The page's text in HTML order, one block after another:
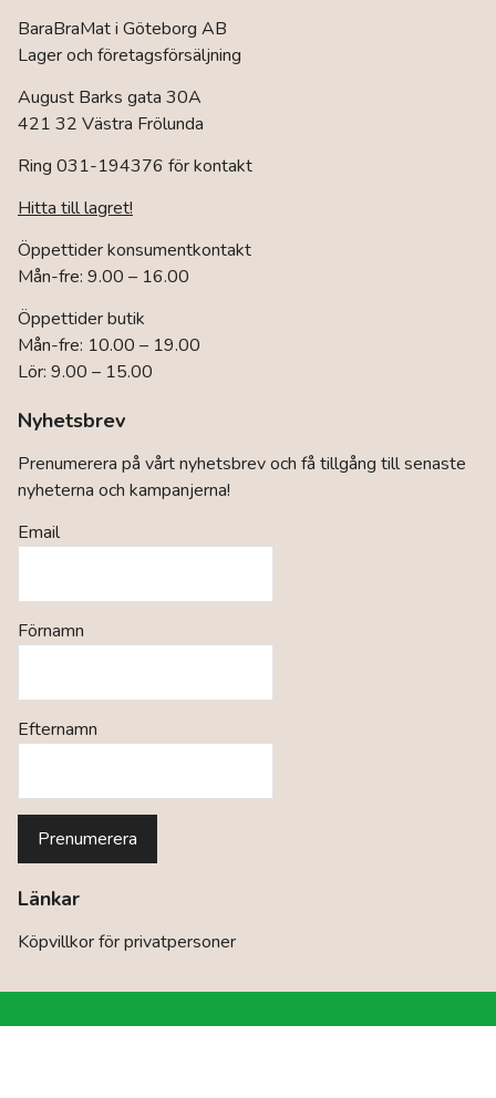
BaraBraMat i Göteborg AB
Lager och företagsförsäljning
August Barks gata 30A
421 32 Västra Frölunda
Ring 031-194376 för kontakt
Hitta till lagret!
Öppettider konsumentkontakt
Mån-fre: 9.00 – 16.00
Öppettider butik
Mån-fre: 10.00 – 19.00
Lör: 9.00 – 15.00
Nyhetsbrev
Prenumerera på vårt nyhetsbrev och få tillgång till senaste
nyheterna och kampanjerna!
Email
Förnamn
Efternamn
Länkar
Köpvillkor för privatpersoner